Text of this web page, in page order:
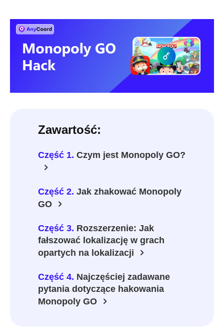
Zawartość:
Część 1. Czym jest Monopoly GO?
Część 2. Jak zhakować Monopoly
GO
Część 3. Rozszerzenie: Jak
fałszować lokalizację w grach
opartych na lokalizacji
Część 4. Najczęściej zadawane
pytania dotyczące hakowania
Monopoly GO